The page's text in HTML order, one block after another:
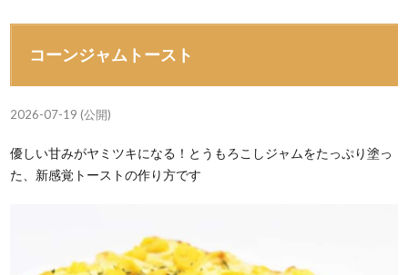
コーンジャムトースト
2026-07-19 (公開)
優しい甘みがヤミツキになる！とうもろこしジャムをたっぷり塗っ
た、新感覚トーストの作り方です